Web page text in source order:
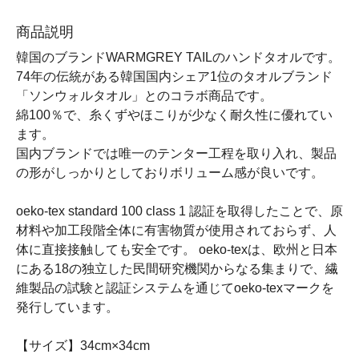
商品説明
韓国のブランドWARMGREY TAILのハンドタオルです。
74年の伝統がある韓国国内シェア1位のタオルブランド
「ソンウォルタオル」とのコラボ商品です。
綿100％で、糸くずやほこりが少なく耐久性に優れてい
ます。
国内ブランドでは唯一のテンター工程を取り入れ、製品
の形がしっかりとしておりボリューム感が良いです。
oeko-tex standard 100 class 1 認証を取得したことで、原
材料や加工段階全体に有害物質が使用されておらず、人
体に直接接触しても安全です。 oeko-texは、欧州と日本
にある18の独立した民間研究機関からなる集まりで、繊
維製品の試験と認証システムを通じてoeko-texマークを
発行しています。
【サイズ】34cm×34cm